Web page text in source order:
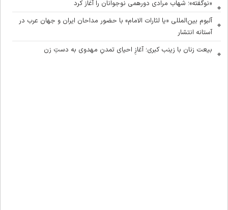
«نوگفته»؛ شهاب مرادی دورهمی نوجوانان را آغاز کرد
آلبوم بین‌المللی «یا لثارات الامام» با حضور مداحان ایران و جهان عرب در
آستانه انتشار
بیعت زنان با زینب کبری؛ آغازِ احیای تمدنِ مهدوی به دستِ زن